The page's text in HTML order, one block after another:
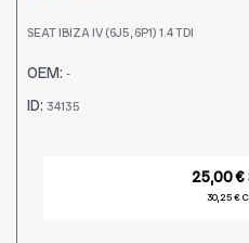
SEAT IBIZA IV (6J5, 6P1) 1.4 TDI
OEM: -
ID: 34135
25,00 €
30,25 €